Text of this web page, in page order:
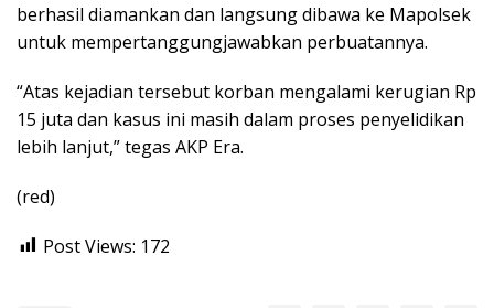
berhasil diamankan dan langsung dibawa ke Mapolsek
untuk mempertanggungjawabkan perbuatannya.
“Atas kejadian tersebut korban mengalami kerugian Rp
15 juta dan kasus ini masih dalam proses penyelidikan
lebih lanjut,” tegas AKP Era.
(red)
Post Views: 172